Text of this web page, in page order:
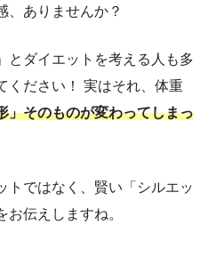
、ありませんか？
とダイエットを考える人も多
ください！ 実はそれ、体重
」そのものが変わってしまっ
トではなく、賢い「シルエッ
お伝えしますね。